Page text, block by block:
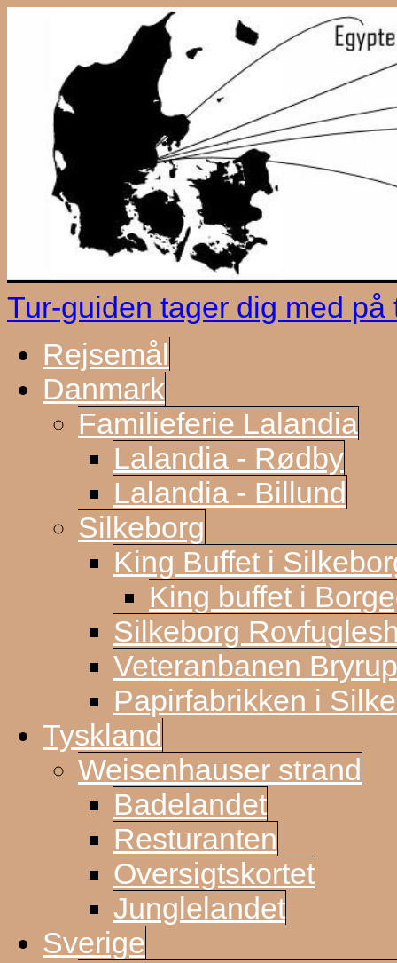
Tur-guiden tager dig med
Rejsemål
Danmark
Familieferie Lalandia
Lalandia - Rødby
Lalandia - Billund
Silkeborg
King Buffet i
King buffet i
Silkeborg
Veteranbanen
Papirfabrikken i
Tyskland
Weisenhauser strand
Badelandet
Resturanten
Oversigtskortet
Junglelandet
Sverige